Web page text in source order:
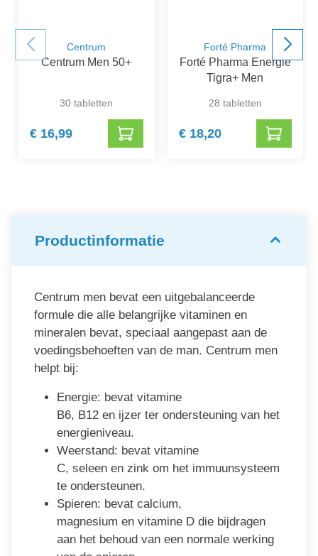
Centrum
Centrum Men 50+
30 tabletten
€ 16,99
Forté Pharma
Forté Pharma Energie
Tigra+ Men
28 tabletten
€ 18,20
Productinformatie
Centrum men bevat een uitgebalanceerde
formule die alle belangrijke vitaminen en
mineralen bevat, speciaal aangepast aan de
voedingsbehoeften van de man. Centrum men
helpt bij:
Energie: bevat vitamine
B6, B12 en ijzer ter ondersteuning van het
energieniveau.
Weerstand: bevat vitamine
C, seleen en zink om het immuunsysteem
te ondersteunen.
Spieren: bevat calcium,
magnesium en vitamine D die bijdragen
aan het behoud van een normale werking